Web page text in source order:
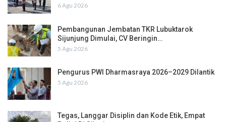
6 Agu 2026
Pembangunan Jembatan TKR Lubuktarok
Sijunjung Dimulai, CV Beringin…
5 Agu 2026
Pengurus PWI Dharmasraya 2026–2029 Dilantik
5 Agu 2026
Tegas, Langgar Disiplin dan Kode Etik, Empat